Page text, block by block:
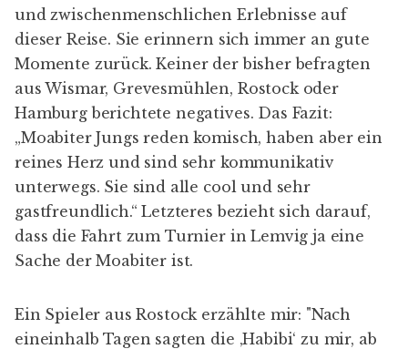
und zwischenmenschlichen Erlebnisse auf
dieser Reise. Sie erinnern sich immer an gute
Momente zurück. Keiner der bisher befragten
aus Wismar, Grevesmühlen, Rostock oder
Hamburg berichtete negatives. Das Fazit:
„Moabiter Jungs reden komisch, haben aber ein
reines Herz und sind sehr kommunikativ
unterwegs. Sie sind alle cool und sehr
gastfreundlich.“ Letzteres bezieht sich darauf,
dass die Fahrt zum Turnier in Lemvig ja eine
Sache der Moabiter ist.
Ein Spieler aus Rostock erzählte mir: "Nach
eineinhalb Tagen sagten die ‚Habibi‘ zu mir, ab